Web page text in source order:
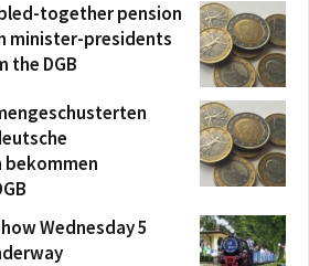
together pension
minister-presidents
the DGB
Wednesday 5